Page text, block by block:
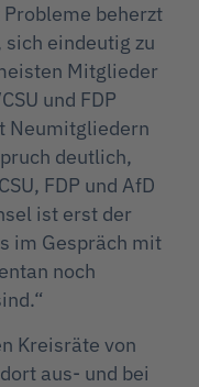
beherzt
sich eindeutig zu
Mitglieder
und FDP
Neumitgliedern
deutlich,
FDP und AfD
ist erst der
im Gespräch mit
noch
Kreisräte von
aus- und bei